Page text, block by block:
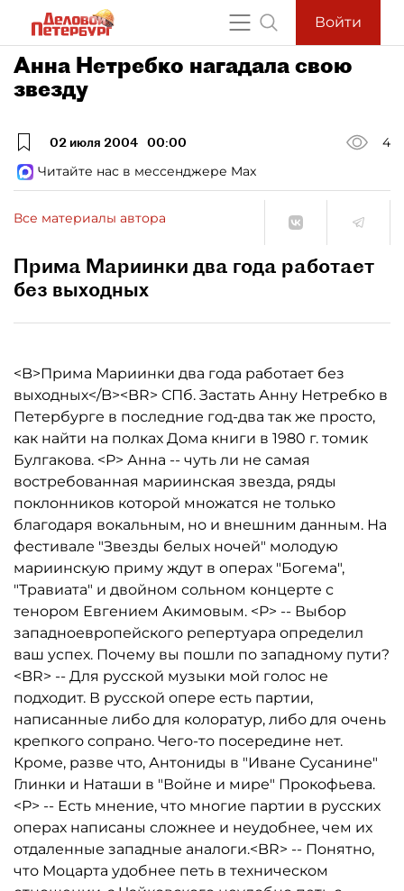
Войти
Анна Нетребко нагадала свою
звезду
02 июля 2004 00:00
4
Читайте нас в мессенджере Max
Все материалы автора
Прима Мариинки два года работает
без выходных
<B>Прима Мариинки два года работает без
выходных</B><BR> СПб. Застать Анну Нетребко в
Петербурге в последние год-два так же просто,
как найти на полках Дома книги в 1980 г. томик
Булгакова. <P> Анна -- чуть ли не самая
востребованная мариинская звезда, ряды
поклонников которой множатся не только
благодаря вокальным, но и внешним данным. На
фестивале "Звезды белых ночей" молодую
мариинскую приму ждут в операх "Богема",
"Травиата" и двойном сольном концерте с
тенором Евгением Акимовым. <P> -- Выбор
западноевропейского репертуара определил
ваш успех. Почему вы пошли по западному пути?
<BR> -- Для русской музыки мой голос не
подходит. В русской опере есть партии,
написанные либо для колоратур, либо для очень
крепкого сопрано. Чего-то посередине нет.
Кроме, разве что, Антониды в "Иване Сусанине"
Глинки и Наташи в "Войне и мире" Прокофьева.
<P> -- Есть мнение, что многие партии в русских
операх написаны сложнее и неудобнее, чем их
отдаленные западные аналоги.<BR> -- Понятно,
что Моцарта удобнее петь в техническом